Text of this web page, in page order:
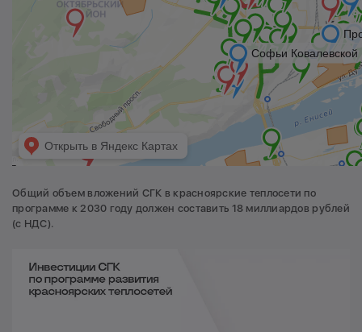
Общий объем вложений СГК в красноярские теплосети по
программе к 2030 году должен составить 18 миллиардов рублей
(с НДС).